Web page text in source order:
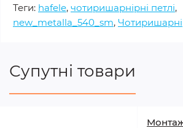
Теги: hafele, чотиришарнірні петлі,
new_metalla_540_sm,
Супутні товари